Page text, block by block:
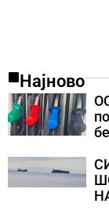
Најново